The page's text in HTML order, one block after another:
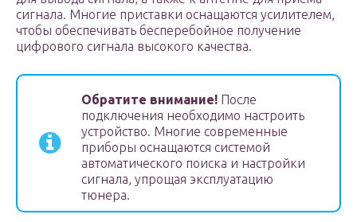
сигнала. Многие приставки оснащаются усилителем,
чтобы обеспечивать бесперебойное получение
цифрового сигнала высокого качества.
Обратите внимание! После
подключения необходимо настроить
устройство. Многие современные
приборы оснащаются системой
автоматического поиска и настройки
сигнала, упрощая эксплуатацию
тюнера.